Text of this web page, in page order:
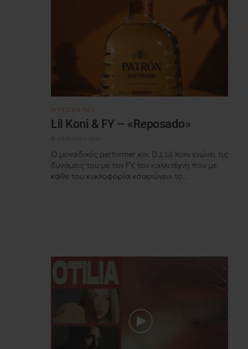
Lil Koni & FY – «Reposado»
Ο μοναδικός performer και DJ, Lil Koni ενώνει τις
δυνάμεις του με τον FY, τον καλλιτέχνη που με
κάθε του κυκλοφορία «σαρώνει» το...